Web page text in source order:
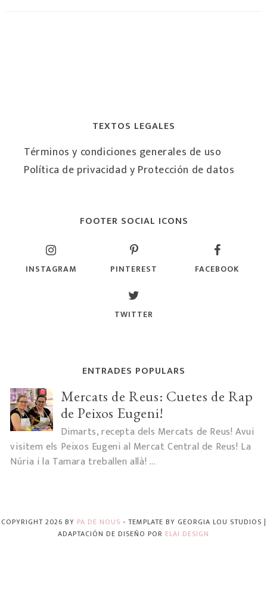
TEXTOS LEGALES
Términos y condiciones generales de uso
Política de privacidad y Protección de datos
FOOTER SOCIAL ICONS
INSTAGRAM PINTEREST FACEBOOK
TWITTER
ENTRADES POPULARS
Mercats de Reus: Cuetes de Rap
de Peixos Eugeni!
Dimarts, recepta dels Mercats de Reus! Avui
visitem els Peixos Eugeni al Mercat Central de Reus! La
Núria i la Tamara treballen allà! ...
COPYRIGHT 2026 BY PA DE NOUS - TEMPLATE BY GEORGIA LOU STUDIOS |
ADAPTACIÓN DE DISEÑO POR ELAI DESIGN